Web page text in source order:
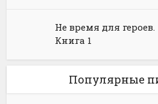
Не время для героев.
Книга 1
Популярные